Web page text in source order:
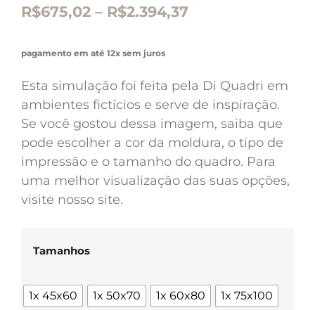
R$675,02 – R$2.394,37
pagamento em até 12x sem juros
Esta simulação foi feita pela Di Quadri em
ambientes fictícios e serve de inspiração.
Se você gostou dessa imagem, saiba que
pode escolher a cor da moldura, o tipo de
impressão e o tamanho do quadro. Para
uma melhor visualização das suas opções,
visite nosso site.
Tamanhos
1x 45x60 1x 50x70 1x 60x80
1x 75x100